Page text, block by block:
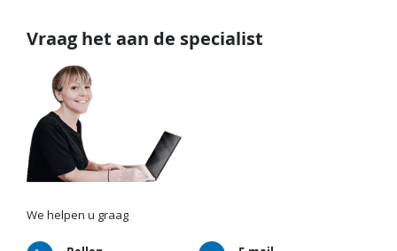
Vraag het aan de specialist
We helpen u graag